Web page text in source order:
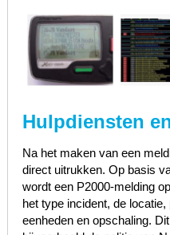
Hulpdiensten
Na het maken van een
direct uitrukken. Op basis
wordt een P2000-melding
het type incident, de
eenheden en opschaling.